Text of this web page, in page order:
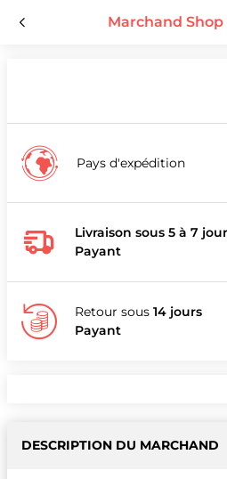
Marchand
Pays d'expédition
Livraison sous 5 à 7
Payant
Retour sous 14 jours
Payant
DESCRIPTION DU MARCHAND